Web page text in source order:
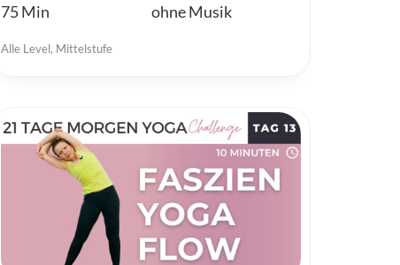
75
ohne Musik
Alle Level, Mittelstufe